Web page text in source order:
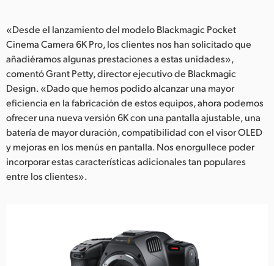
«Desde el lanzamiento del modelo Blackmagic Pocket
Cinema Camera 6K Pro, los clientes nos han solicitado que
añadiéramos algunas prestaciones a estas unidades»,
comentó Grant Petty, director ejecutivo de Blackmagic
Design. «Dado que hemos podido alcanzar una mayor
eficiencia en la fabricación de estos equipos, ahora podemos
ofrecer una nueva versión 6K con una pantalla ajustable, una
batería de mayor duración, compatibilidad con el visor OLED
y mejoras en los menús en pantalla. Nos enorgullece poder
incorporar estas características adicionales tan populares
entre los clientes».